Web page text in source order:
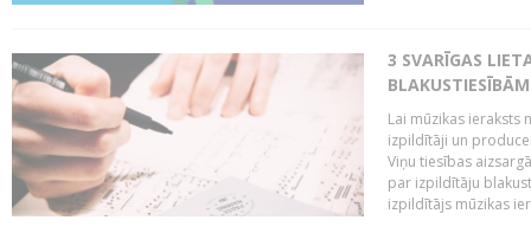
3 SVARĪGAS
BLAKUSTIESĪBĀM
Lai mūzikas ieraksts
izpildītāji un
Viņu tiesības
par izpildītāju
izpildītājs mūzikas